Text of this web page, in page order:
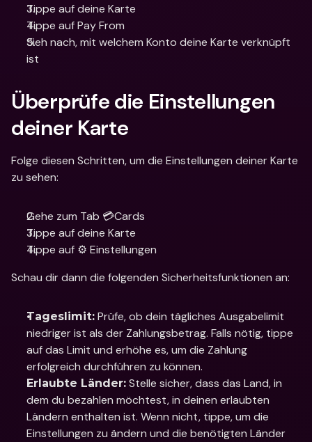
Tippe auf deine Karte
Tippe auf Pay From
Sieh nach, mit welchem Konto deine Karte verknüpft
ist
Überprüfe die Einstellungen
deiner Karte
Folge diesen Schritten, um die Einstellungen deiner Karte
zu sehen:
Gehe zum Tab 💳Cards
Tippe auf deine Karte
Tippe auf ⚙️ Einstellungen
Schau dir dann die folgenden Sicherheitsfunktionen an:
Tageslimit: Prüfe, ob dein tägliches Ausgabelimit
niedriger ist als der Zahlungsbetrag. Falls nötig, tippe
auf das Limit und erhöhe es, um die Zahlung
erfolgreich durchführen zu können.
Erlaubte Länder: Stelle sicher, dass das Land, in
dem du bezahlen möchtest, in deinen erlaubten
Ländern enthalten ist. Wenn nicht, tippe, um die
Einstellungen zu ändern und die benötigten Länder